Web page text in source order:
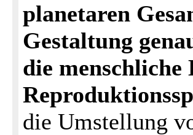
planetaren
Gestaltung
die menschliche
die Umstellung